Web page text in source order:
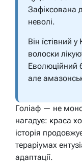
Зафіксована
неволі.
Він їстівний
волоски
Еволюційний
але
Голіаф — не
нагадує: краса
історія
тераріумах
адаптації.